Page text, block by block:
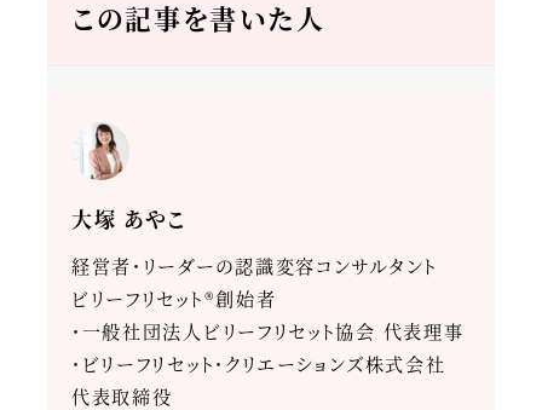
この記事を書いた人
大塚 あやこ
経営者・リーダーの認識変容コンサルタント
ビリーフリセット®創始者
・一般社団法人ビリーフリセット協会 代表理事
・ビリーフリセット・クリエーションズ株式会社
代表取締役